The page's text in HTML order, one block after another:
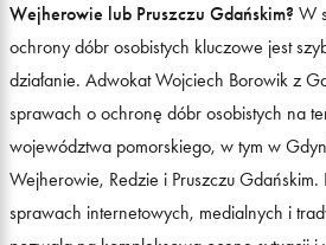
Wejherowie lub Pruszczu Gdańskim? W
ochrony dóbr osobistych kluczowe jest
działanie. Adwokat Wojciech Borowik z
sprawach o ochronę dóbr osobistych na
województwa pomorskiego, w tym w
Wejherowie, Redzie i Pruszczu
sprawach internetowych, medialnych i